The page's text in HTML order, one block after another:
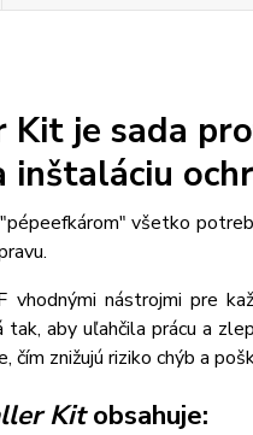
Kit je sada
všetko
nástrojmi pre
tak, aby uľahčila prácu a
čím znižujú riziko chýb a
Kitobsahuje: